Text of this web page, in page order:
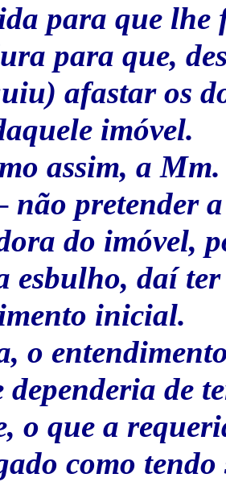
para que lhe
para que,
afastar os
imóvel.
assim, a
não pretender
do imóvel,
esbulho, daí
inicial.
o
dependeria de
o que a
como